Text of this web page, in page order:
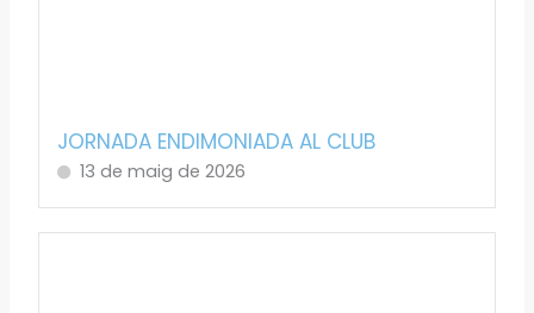
JORNADA ENDIMONIADA AL CLUB
13 de maig de 2026